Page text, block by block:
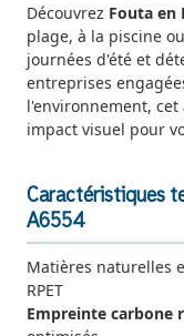
Découvrez Fouta en
plage, à la piscine
journées d'été et
entreprises
l'environnement,
impact visuel pour
Caractéristiques
A6554
Matières naturelles
RPET
Empreinte carbone